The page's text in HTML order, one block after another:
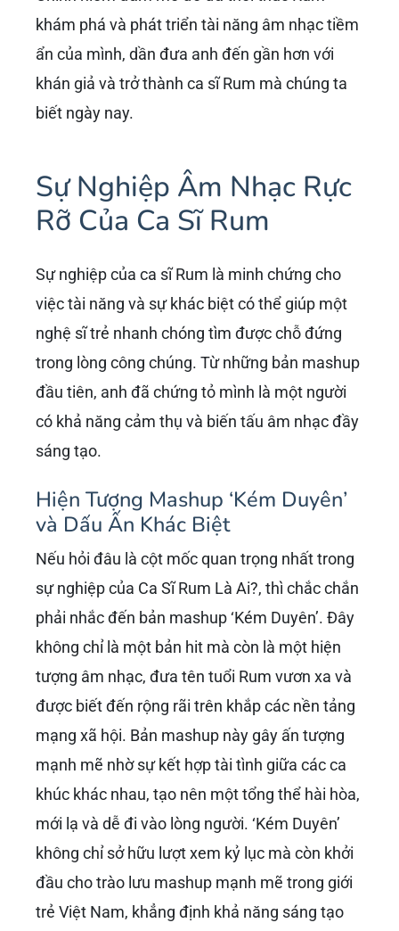
khám phá và phát triển tài năng âm nhạc tiềm
ẩn của mình, dần đưa anh đến gần hơn với
khán giả và trở thành ca sĩ Rum mà chúng ta
biết ngày nay.
Sự Nghiệp Âm Nhạc Rực
Rỡ Của Ca Sĩ Rum
Sự nghiệp của ca sĩ Rum là minh chứng cho
việc tài năng và sự khác biệt có thể giúp một
nghệ sĩ trẻ nhanh chóng tìm được chỗ đứng
trong lòng công chúng. Từ những bản mashup
đầu tiên, anh đã chứng tỏ mình là một người
có khả năng cảm thụ và biến tấu âm nhạc đầy
sáng tạo.
Hiện Tượng Mashup ‘Kém Duyên’
và Dấu Ấn Khác Biệt
Nếu hỏi đâu là cột mốc quan trọng nhất trong
sự nghiệp của Ca Sĩ Rum Là Ai?, thì chắc chắn
phải nhắc đến bản mashup ‘Kém Duyên’. Đây
không chỉ là một bản hit mà còn là một hiện
tượng âm nhạc, đưa tên tuổi Rum vươn xa và
được biết đến rộng rãi trên khắp các nền tảng
mạng xã hội. Bản mashup này gây ấn tượng
mạnh mẽ nhờ sự kết hợp tài tình giữa các ca
khúc khác nhau, tạo nên một tổng thể hài hòa,
mới lạ và dễ đi vào lòng người. ‘Kém Duyên’
không chỉ sở hữu lượt xem kỷ lục mà còn khởi
đầu cho trào lưu mashup mạnh mẽ trong giới
trẻ Việt Nam, khẳng định khả năng sáng tạo